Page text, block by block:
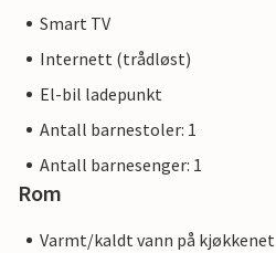
Smart TV
Internett (trådløst)
El-bil ladepunkt
Antall barnestoler: 1
Antall barnesenger: 1
Rom
Varmt/kaldt vann på kjøkkenet